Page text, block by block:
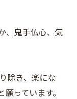
、鬼手仏心、気
除き、楽にな
っています。